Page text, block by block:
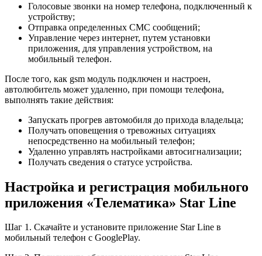
Голосовые звонки на номер телефона, подключенный к
устройству;
Отправка определенных СМС сообщений;
Управление через интернет, путем установки
приложения, для управления устройством, на
мобильный телефон.
После того, как gsm модуль подключен и настроен,
автолюбитель может удаленно, при помощи телефона,
выполнять такие действия:
Запускать прогрев автомобиля до прихода владельца;
Получать оповещения о тревожных ситуациях
непосредственно на мобильный телефон;
Удаленно управлять настройками автосигнализации;
Получать сведения о статусе устройства.
Настройка и регистрация мобильного
приложения «Телематика» Star Line
Шаг 1. Скачайте и установите приложение Star Line в
мобильный телефон с GooglePlay.